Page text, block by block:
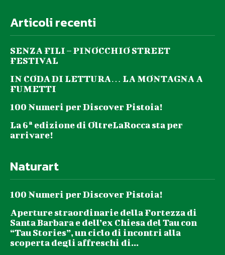
Articoli recenti
SENZA FILI – PINOCCHIO STREET
FESTIVAL
IN CODA DI LETTURA… LA MONTAGNA A
FUMETTI
100 Numeri per Discover Pistoia!
La 6ª edizione di OltreLaRocca sta per
arrivare!
Naturart
100 Numeri per Discover Pistoia!
Aperture straordinarie della Fortezza di
Santa Barbara e dell’ex Chiesa del Tau con
“Tau Stories”, un ciclo di incontri alla
scoperta degli affreschi di...